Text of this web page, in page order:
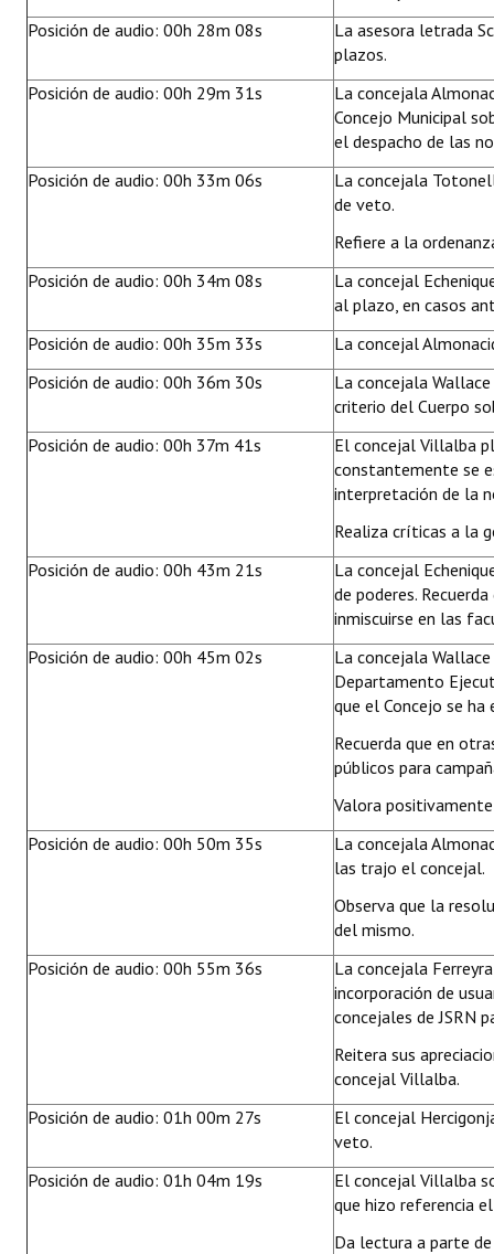
Posición de audio: 00h 28m 08s
La asesora letrada
plazos.
Posición de audio: 00h 29m 31s
La concejala
Concejo Municipal
el despacho de las
Posición de audio: 00h 33m 06s
La concejala
de veto.
Refiere a la
Posición de audio: 00h 34m 08s
La concejal
al plazo, en casos
Posición de audio: 00h 35m 33s
La concejal
Posición de audio: 00h 36m 30s
La concejala
criterio del Cuerpo
Posición de audio: 00h 37m 41s
El concejal Villalba
constantemente se
interpretación de la
Realiza críticas a la
Posición de audio: 00h 43m 21s
La concejal
de poderes.
inmiscuirse en las
Posición de audio: 00h 45m 02s
La concejala
Departamento
que el Concejo se
Recuerda que en
públicos para
Valora
Posición de audio: 00h 50m 35s
La concejala
las trajo el concejal.
Observa que la
del mismo.
Posición de audio: 00h 55m 36s
La concejala
incorporación de
concejales de JSRN
Reitera sus
concejal Villalba.
Posición de audio: 01h 00m 27s
El concejal
veto.
Posición de audio: 01h 04m 19s
El concejal Villalba
que hizo referencia
Da lectura a parte